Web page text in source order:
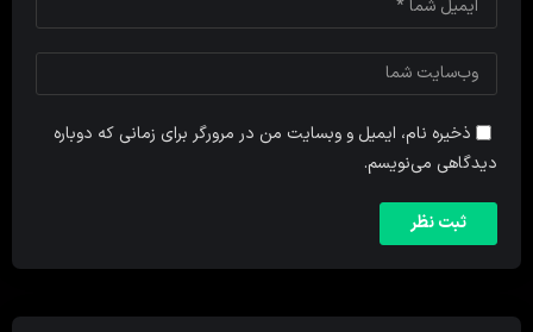
ذخیره نام، ایمیل و وبسایت من در مرورگر برای زمانی که دوباره
دیدگاهی می‌نویسم.